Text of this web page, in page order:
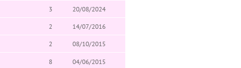
3 20/08/2024
2 14/07/2016
2 08/10/2015
8 04/06/2015